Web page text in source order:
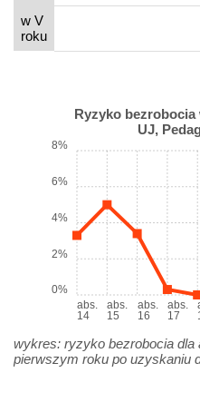
w V
roku
Ryzyko
UJ,
abs.
14
abs.
15
abs.
16
abs.
17
0%
2%
4%
6%
8%
wykres: ryzyko bezrobocia dla
pierwszym roku po uzyskaniu